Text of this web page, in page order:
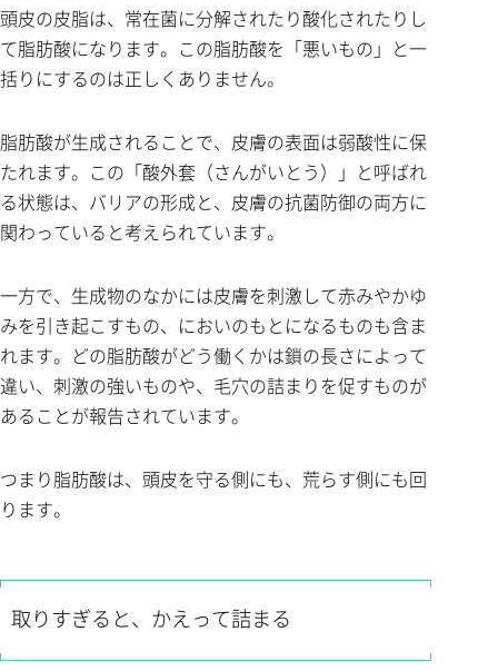
頭皮の皮脂は、常在菌に分解されたり酸化されたりし
て脂肪酸になります。この脂肪酸を「悪いもの」と一
括りにするのは正しくありません。
脂肪酸が生成されることで、皮膚の表面は弱酸性に保
たれます。この「酸外套（さんがいとう）」と呼ばれ
る状態は、バリアの形成と、皮膚の抗菌防御の両方に
関わっていると考えられています。
一方で、生成物のなかには皮膚を刺激して赤みやかゆ
みを引き起こすもの、においのもとになるものも含ま
れます。どの脂肪酸がどう働くかは鎖の長さによって
違い、刺激の強いものや、毛穴の詰まりを促すものが
あることが報告されています。
つまり脂肪酸は、頭皮を守る側にも、荒らす側にも回
ります。
取りすぎると、かえって詰まる